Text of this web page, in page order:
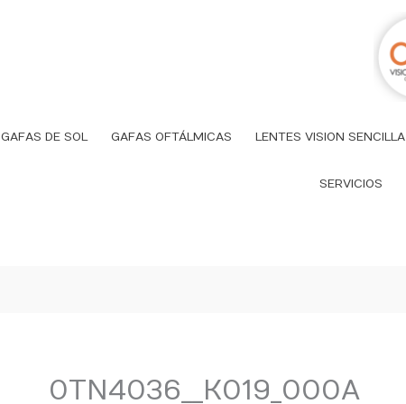
GAFAS DE SOL GAFAS OFTÁLMICAS LENTES VISION SENCILLA
SERVICIOS
0TN4036__K019_000A